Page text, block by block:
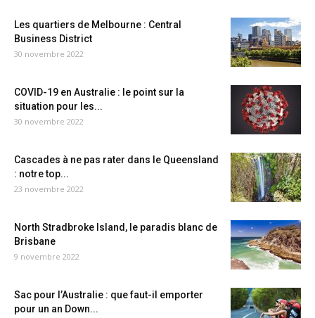
Les quartiers de Melbourne : Central
Business District
30 novembre 2022
COVID-19 en Australie : le point sur la
situation pour les...
30 novembre 2022
Cascades à ne pas rater dans le Queensland
: notre top...
23 novembre 2022
North Stradbroke Island, le paradis blanc de
Brisbane
9 novembre 2022
Sac pour l’Australie : que faut-il emporter
pour un an Down...